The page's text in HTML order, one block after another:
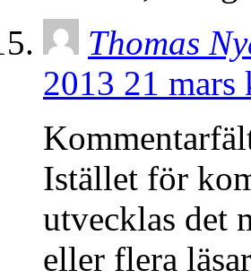
Thomas
2013 21 mars
Istället för
utvecklas det
eller flera